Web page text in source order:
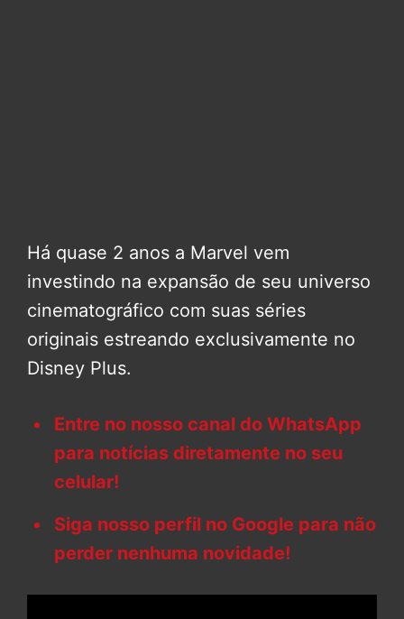
Há quase 2 anos a Marvel vem
investindo na expansão de seu universo
cinematográfico com suas séries
originais estreando exclusivamente no
Disney Plus.
Entre no nosso canal do WhatsApp
para notícias diretamente no seu
celular!
Siga nosso perfil no Google para não
perder nenhuma novidade!